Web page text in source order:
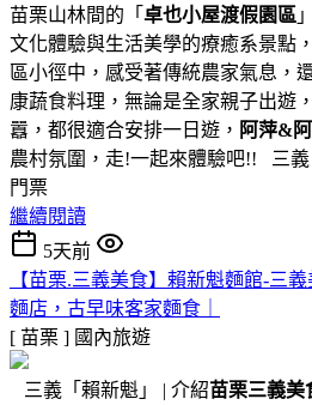
苗栗山林間的「 卓也小屋渡假園區
文化體驗與生活美學的療癒系景點
區小徑中，感受著傳統農家氣息，
康蔬食料理，無論是全家親子出遊
囂，都很適合安排一日遊， 阿萍&
農村氛圍，走!一起來體驗吧!! 三義
門票
繼續閱讀
5天前
【苗栗.三義美食】賴新魁麵館-三
麵店，古早味客家麵食｜
[ 苗栗 ] 國內旅遊
三義「賴新魁」 | 介紹苗栗三義美